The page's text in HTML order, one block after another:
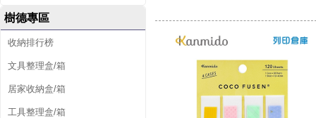
樹德專區
收納排行榜
文具整理盒/箱
居家收納盒/箱
工具整理盒/箱